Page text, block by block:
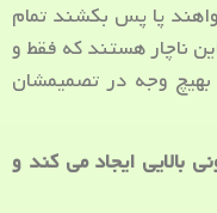
پا پس بکشند تمام
ناچار هستند که فقط و
وجه در تصمیمشان
بالایی ایجاد می کند و